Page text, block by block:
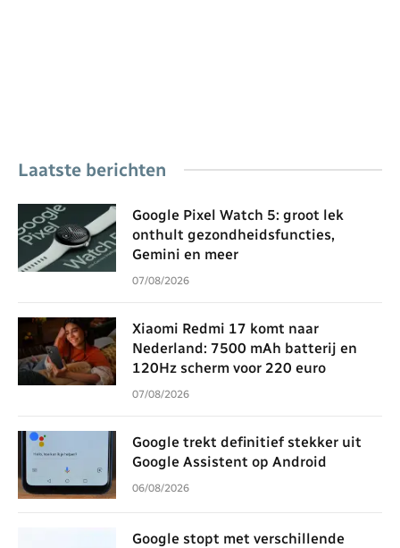
Laatste berichten
Google Pixel Watch 5: groot lek
onthult gezondheidsfuncties,
Gemini en meer
07/08/2026
Xiaomi Redmi 17 komt naar
Nederland: 7500 mAh batterij en
120Hz scherm voor 220 euro
07/08/2026
Google trekt definitief stekker uit
Google Assistent op Android
06/08/2026
Google stopt met verschillende